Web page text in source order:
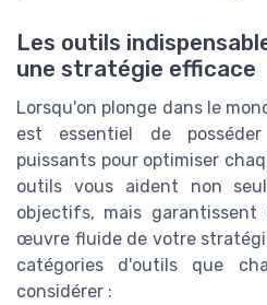
Les outils
une stratégie efficace
Lorsqu'on plonge dans le
est essentiel de
puissants pour optimiser
outils vous aident non
objectifs, mais garantissent
œuvre fluide de votre
catégories d'outils que
considérer :